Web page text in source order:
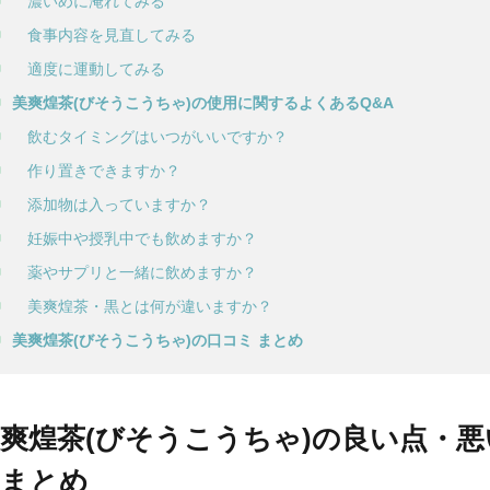
食事内容を見直してみる
適度に運動してみる
美爽煌茶(びそうこうちゃ)の使用に関するよくあるQ&A
飲むタイミングはいつがいいですか？
作り置きできますか？
添加物は入っていますか？
妊娠中や授乳中でも飲めますか？
薬やサプリと一緒に飲めますか？
美爽煌茶・黒とは何が違いますか？
美爽煌茶(びそうこうちゃ)の口コミ まとめ
煌茶(びそうこうちゃ)の良い点・
とめ